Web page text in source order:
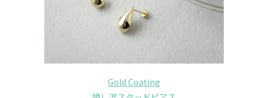
Gold Coating